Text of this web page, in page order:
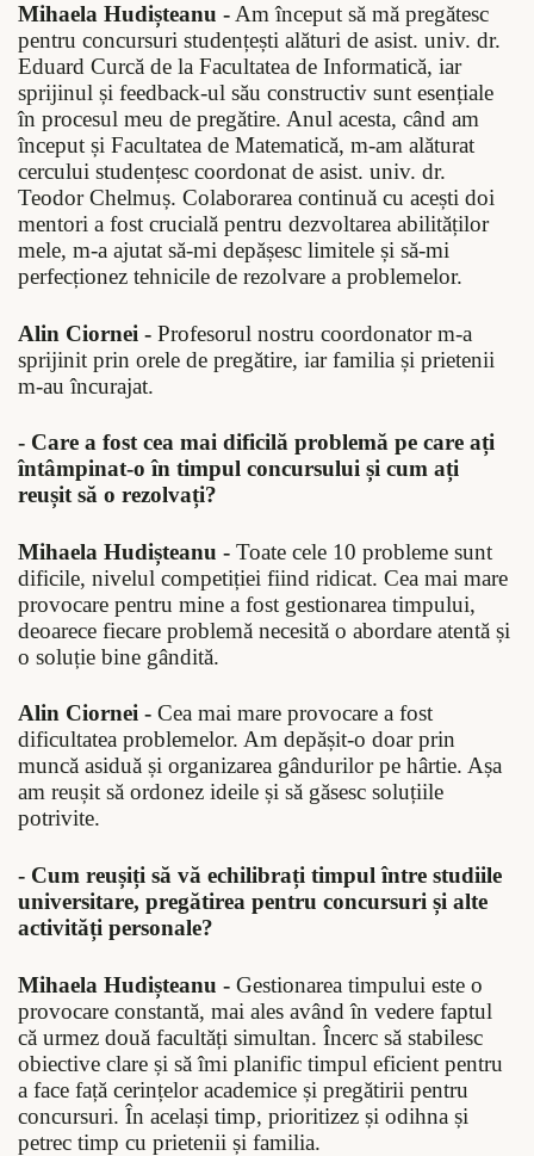
Mihaela Hudișteanu - Am început să mă pregătesc
pentru concursuri studențești alături de asist. univ. dr.
Eduard Curcă de la Facultatea de Informatică, iar
sprijinul și feedback-ul său constructiv sunt esențiale
în procesul meu de pregătire. Anul acesta, când am
început și Facultatea de Matematică, m-am alăturat
cercului studențesc coordonat de asist. univ. dr.
Teodor Chelmuș. Colaborarea continuă cu acești doi
mentori a fost crucială pentru dezvoltarea abilităților
mele, m-a ajutat să-mi depășesc limitele și să-mi
perfecționez tehnicile de rezolvare a problemelor.
Alin Ciornei - Profesorul nostru coordonator m-a
sprijinit prin orele de pregătire, iar familia și prietenii
m-au încurajat.
- Care a fost cea mai dificilă problemă pe care ați
întâmpinat-o în timpul concursului și cum ați
reușit să o rezolvați?
Mihaela Hudișteanu - Toate cele 10 probleme sunt
dificile, nivelul competiției fiind ridicat. Cea mai mare
provocare pentru mine a fost gestionarea timpului,
deoarece fiecare problemă necesită o abordare atentă și
o soluție bine gândită.
Alin Ciornei - Cea mai mare provocare a fost
dificultatea problemelor. Am depășit-o doar prin
muncă asiduă și organizarea gândurilor pe hârtie. Așa
am reușit să ordonez ideile și să găsesc soluțiile
potrivite.
- Cum reușiți să vă echilibrați timpul între studiile
universitare, pregătirea pentru concursuri și alte
activități personale?
Mihaela Hudișteanu - Gestionarea timpului este o
provocare constantă, mai ales având în vedere faptul
că urmez două facultăți simultan. Încerc să stabilesc
obiective clare și să îmi planific timpul eficient pentru
a face față cerințelor academice și pregătirii pentru
concursuri. În același timp, prioritizez și odihna și
petrec timp cu prietenii și familia.